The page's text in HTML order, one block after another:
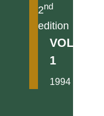
2nd
edition
VOL.
1
1994